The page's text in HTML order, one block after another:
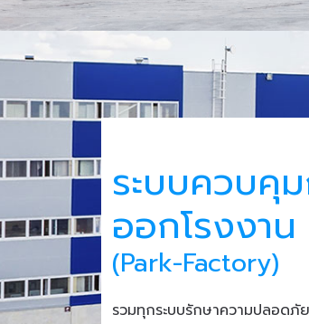
ระบบควบคุม
ออกโรงงาน
(Park-Factory)
รวมทุกระบบรักษาความปลอดภั